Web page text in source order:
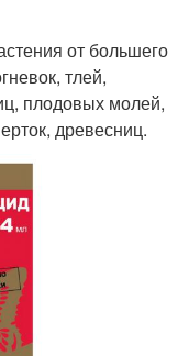
от большего
тлей,
плодовых молей,
древесниц.